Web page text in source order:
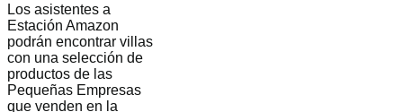
Los asistentes a
Estación Amazon
podrán encontrar villas
con una selección de
productos de las
Pequeñas Empresas
que venden en la